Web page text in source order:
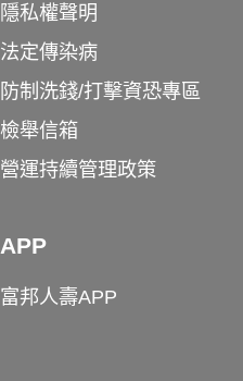
隱私權聲明
法定傳染病
防制洗錢/打擊資恐專區
檢舉信箱
營運持續管理政策
APP
富邦人壽APP